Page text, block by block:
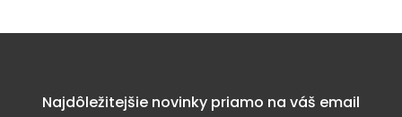
Najdôležitejšie novinky priamo na váš email